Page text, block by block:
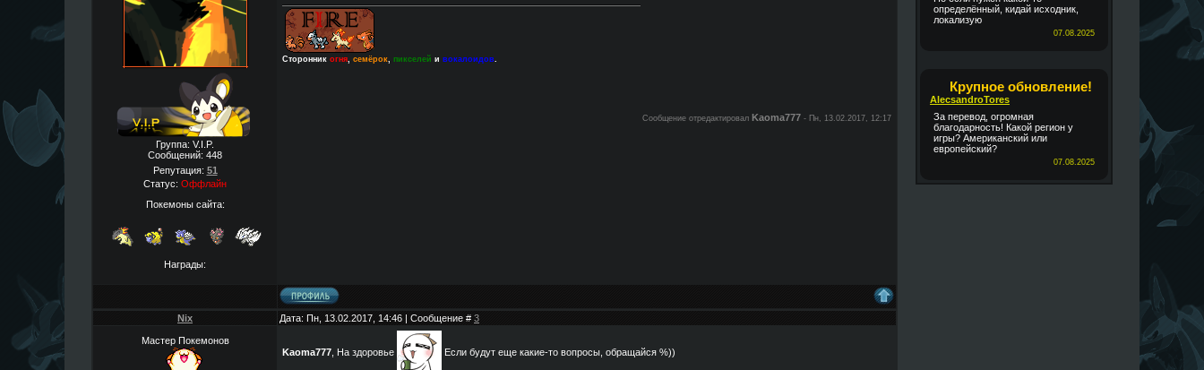
определённый, кидай исходник,
локализую
07.08.2025
Крупное обновление!
AlecsandroTores
За перевод, огромная
благодарность! Какой регион у
игры? Американский или
европейский?
07.08.2025
Группа: V.I.P.
Сообщений: 448
Репутация: 51
Статус: Оффлайн
Покемоны сайта:
Награды:
Сторонник огня, семёрок, пикселей и вокалоидов.
Сообщение отредактировал Kaoma777 - Пн, 13.02.2017, 12:17
Nix Дата: Пн, 13.02.2017, 14:46 | Сообщение # 3
Мастер Покемонов
Kaoma777 , На здоровье Если будут еще какие-то вопросы, обращайся %))